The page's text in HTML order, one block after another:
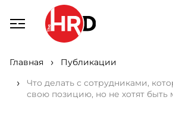
Главная
Публикации
Что делать с сотрудниками,
свою позицию, но не хотят